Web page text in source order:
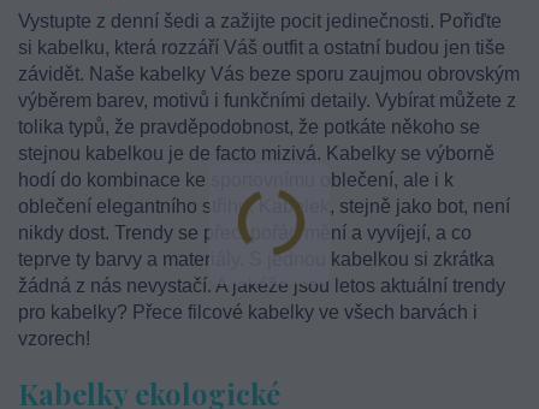
Vystupte z denní šedi a zažijte pocit jedinečnosti. Pořiďte
si kabelku, která rozzáří Váš outfit a ostatní budou jen tiše
závidět. Naše kabelky Vás beze sporu zaujmou obrovským
výběrem barev, motivů i funkčními detaily. Vybírat můžete z
tolika typů, že pravděpodobnost, že potkáte někoho se
stejnou kabelkou je de facto mizivá. Kabelky se výborně
hodí do kombinace ke sportovnímu oblečení, ale i k
oblečení elegantního střihu. Kabelek, stejně jako bot, není
nikdy dost. Trendy se přeci pořád mění a vyvíjejí, a co
teprve ty barvy a materiály. S jednou kabelkou si zkrátka
žádná z nás nevystačí. A jakéže jsou letos aktuální trendy
pro kabelky? Přece filcové kabelky ve všech barvách i
vzorech!
Kabelky ekologické